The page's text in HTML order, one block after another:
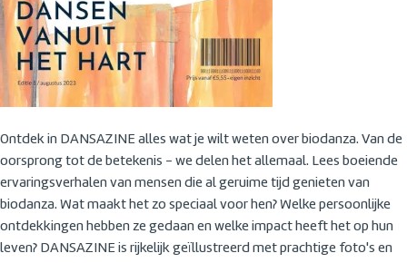
Ontdek in DANSAZINE alles wat je wilt weten over biodanza. Van de
oorsprong tot de betekenis - we delen het allemaal. Lees boeiende
ervaringsverhalen van mensen die al geruime tijd genieten van
biodanza. Wat maakt het zo speciaal voor hen? Welke persoonlijke
ontdekkingen hebben ze gedaan en welke impact heeft het op hun
leven? DANSAZINE is rijkelijk geïllustreerd met prachtige foto's en